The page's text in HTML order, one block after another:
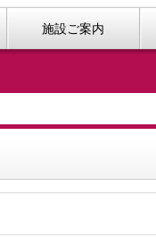
施設ご案内